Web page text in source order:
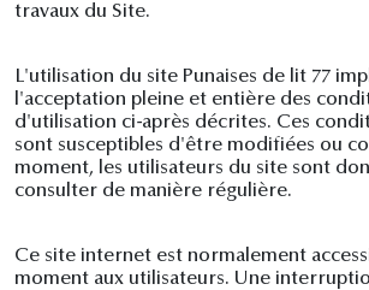
travaux du Site.
L'utilisation du site Punaises de lit 77
l'acceptation pleine et entière des
d'utilisation ci-après décrites. Ces
sont susceptibles d'être modifiées ou
moment, les utilisateurs du site sont
consulter de manière régulière.
Ce site internet est normalement
moment aux utilisateurs. Une